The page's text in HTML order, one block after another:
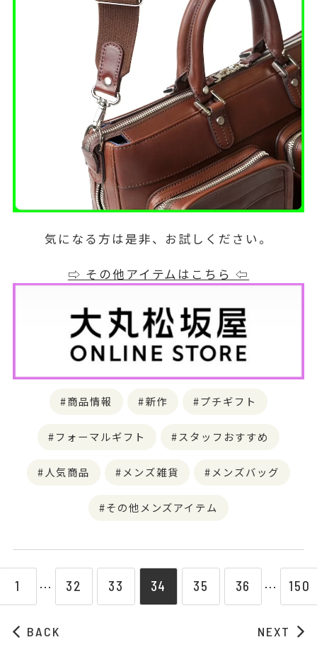
気になる方は是非、お試しください。
⇨ その他アイテムはこちら ⇦
商品情報 新作 プチギフト
フォーマルギフト スタッフおすすめ
人気商品 メンズ雑貨 メンズバッグ
その他メンズアイテム
BACK
1 ⋯ 32 33 34 35 36 ⋯ 150
NEXT